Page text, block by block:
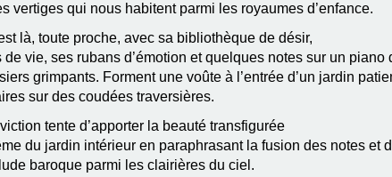
vertiges qui nous habitent parmi les royaumes d’enfance.
là, toute proche, avec sa bibliothèque de désir,
de vie, ses rubans d’émotion et quelques notes sur un
grimpants. Forment une voûte à l’entrée d’un jardin
sur des coudées traversières.
tente d’apporter la beauté transfigurée
du jardin intérieur en paraphrasant la fusion des notes et
baroque parmi les clairières du ciel.